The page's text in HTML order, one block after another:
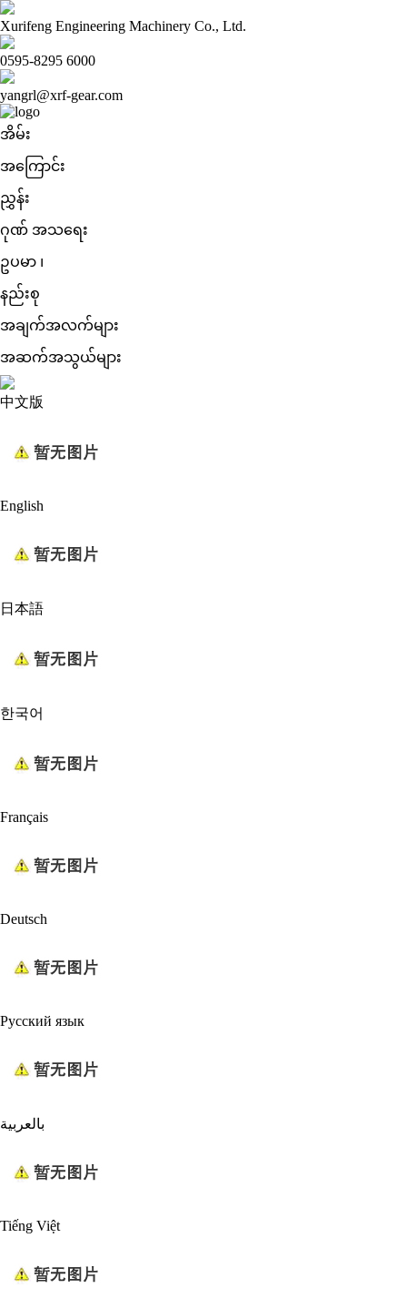
Xurifeng Engineering Machinery Co., Ltd.
0595-8295 6000
yangrl@xrf-gear.com
အိမ်း
အကြောင်း
ညွှန်း
ဂုဏ် အသရေး
ဥပမာ ၊
နည်းစု
အချက်အလက်များ
အဆက်အသွယ်များ
中文版
English
日本語
한국어
Français
Deutsch
Русский язык
بالعربية
Tiếng Việt